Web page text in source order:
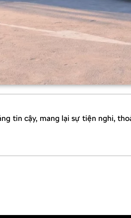
tin cậy, mang lại sự tiện nghi,